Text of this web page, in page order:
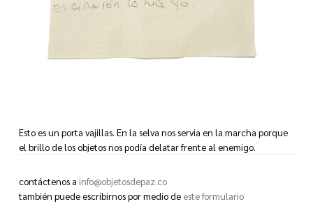
Esto es un porta vajillas. En la selva nos servia en la marcha porque
el brillo de los objetos nos podía delatar frente al enemigo.
El cinturón lo hice yo.
contáctenos a info@objetosdepaz.co
también puede escribirnos por medio de este formulario